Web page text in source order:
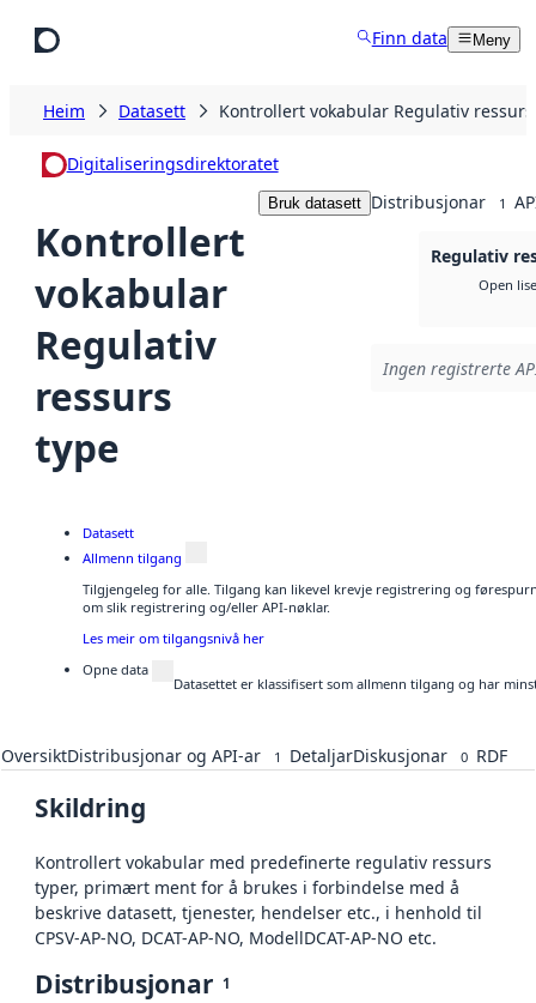
Finn data Meny
Heim Datasett Kontrollert vokabular Regulativ
Digitaliseringsdirektoratet
Kontrollert
vokabular
Regulativ
ressurs
type
Bruk datasett Distribusjonar 1
Regulativ
Open
Ingen registrerte
Datasett
Allmenn tilgang
Tilgjengeleg for alle. Tilgang kan likevel krevje registrering og
om slik registrering og/eller API-nøklar.
Les meir om tilgangsnivå her
Opne data
Datasettet er klassifisert som allmenn tilgang og har
OversiktDistribusjonar og API-ar 1 DetaljarDiskusjonar 0 RDF
Skildring
Kontrollert vokabular med predefinerte regulativ ressurs
typer, primært ment for å brukes i forbindelse med å
beskrive datasett, tjenester, hendelser etc., i henhold til
CPSV-AP-NO, DCAT-AP-NO, ModellDCAT-AP-NO etc.
Distribusjonar 1